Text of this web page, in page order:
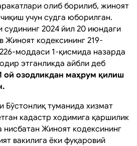
олиб борилиб, жиноят
учун судга юборилган.
судининг 2024 йил 20 июндаги
Жиноят кодексининг 219-
моддаси 1-қисмида назарда
этганликда айбли деб
ой озодликдан маҳрум қилиш
Бўстонлиқ туманида хизмат
кадастр ходимига қаршилик
нисбатан Жиноят кодексининг
вакилига ёки фуқаровий